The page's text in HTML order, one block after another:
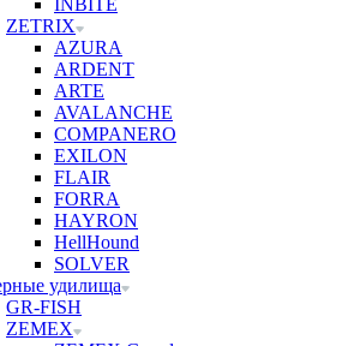
INBITE
ZETRIX
AZURA
ARDENT
ARTE
AVALANCHE
COMPANERO
EXILON
FLAIR
FORRA
HAYRON
HellHound
SOLVER
удилища
GR-FISH
ZEMEX